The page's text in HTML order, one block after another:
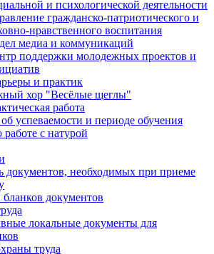
и психологической деятельности
гражданско-патриотического и
нравственного воспитания
медиа и коммуникаций
поддержки молодежных проектов и
и практик
хор "Весёлые щеглы"
работа
успеваемости и периоде обучения
с натурой
документов, необходимых при приеме
документов
локальные документы для
труда